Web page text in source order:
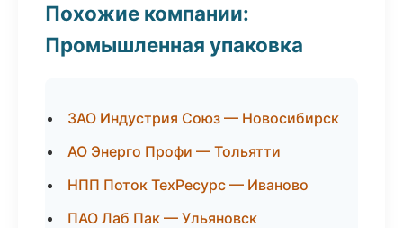
Похожие компании:
Промышленная упаковка
ЗАО Индустрия Союз — Новосибирск
АО Энерго Профи — Тольятти
НПП Поток ТехРесурс — Иваново
ПАО Лаб Пак — Ульяновск